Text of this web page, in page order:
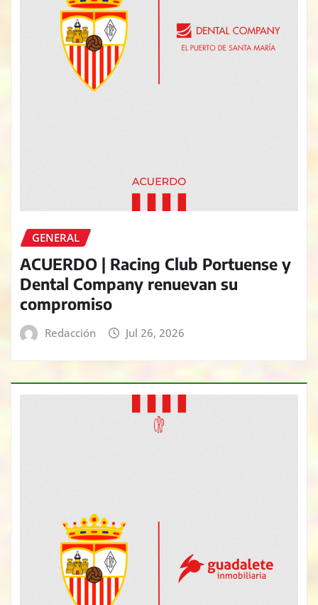
GENERAL
ACUERDO | Racing Club Portuense y
Dental Company renuevan su
compromiso
Redacción Jul 26, 2026